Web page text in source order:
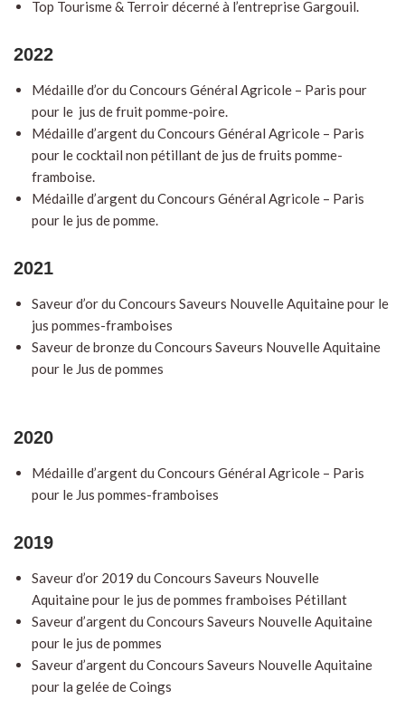
Top Tourisme & Terroir décerné à l’entreprise Gargouil.
2022
Médaille d’or du Concours Général Agricole – Paris pour
pour le jus de fruit pomme-poire.
Médaille d’argent du Concours Général Agricole – Paris
pour le cocktail non pétillant de jus de fruits pomme-
framboise.
Médaille d’argent du Concours Général Agricole – Paris
pour le jus de pomme.
2021
Saveur d’or du Concours Saveurs Nouvelle Aquitaine pour le
jus pommes-framboises
Saveur de bronze du Concours Saveurs Nouvelle Aquitaine
pour le Jus de pommes
2020
Médaille d’argent du Concours Général Agricole – Paris
pour le Jus pommes-framboises
2019
Saveur d’or 2019 du Concours Saveurs Nouvelle
Aquitaine pour le jus de pommes framboises Pétillant
Saveur d’argent du Concours Saveurs Nouvelle Aquitaine
pour le jus de pommes
Saveur d’argent du Concours Saveurs Nouvelle Aquitaine
pour la gelée de Coings